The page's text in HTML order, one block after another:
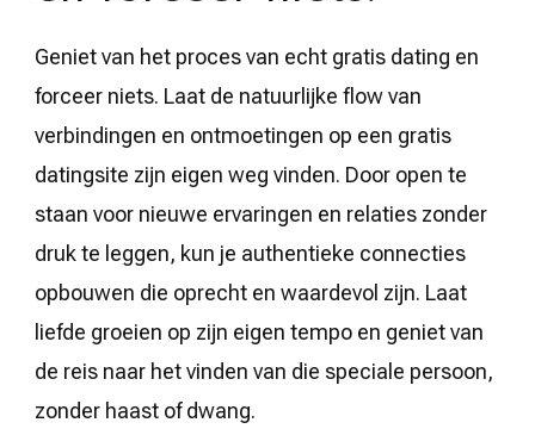
Geniet van het proces van echt gratis dating en
forceer niets. Laat de natuurlijke flow van
verbindingen en ontmoetingen op een gratis
datingsite zijn eigen weg vinden. Door open te
staan voor nieuwe ervaringen en relaties zonder
druk te leggen, kun je authentieke connecties
opbouwen die oprecht en waardevol zijn. Laat
liefde groeien op zijn eigen tempo en geniet van
de reis naar het vinden van die speciale persoon,
zonder haast of dwang.